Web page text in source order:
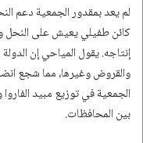
لم يعد بمقدور الجمعية دعم
كائن طفيلي يعيش على النحل
إنتاجه. يقول المياحي إن
والقروض وغيرها، مما شجع
الجمعية في توزيع مبيد الفاروا
بين المحافظات.